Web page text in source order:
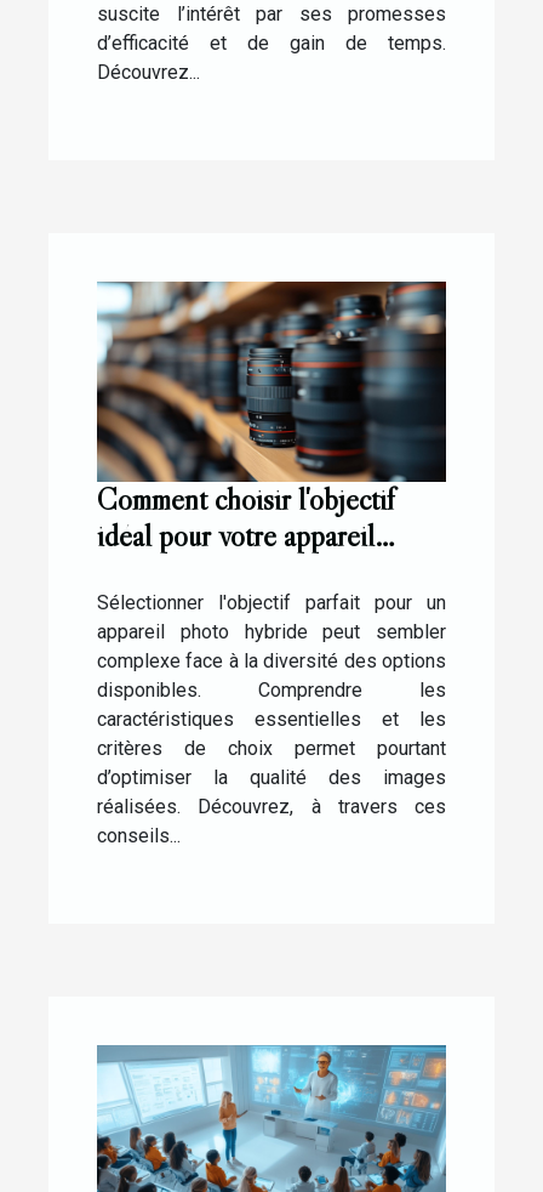
suscite l’intérêt par ses promesses
d’efficacité et de gain de temps.
Découvrez...
Comment choisir l'objectif
idéal pour votre appareil
Sélectionner l'objectif parfait pour un
appareil photo hybride peut sembler
complexe face à la diversité des options
disponibles. Comprendre les
caractéristiques essentielles et les
critères de choix permet pourtant
d’optimiser la qualité des images
réalisées. Découvrez, à travers ces
conseils...